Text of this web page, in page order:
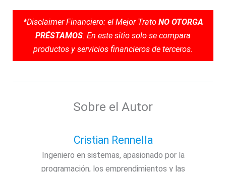
*Disclaimer Financiero: el Mejor Trato NO OTORGA
PRÉSTAMOS. En este sitio solo se compara
productos y servicios financieros de terceros.
Sobre el Autor
Cristian Rennella
Ingeniero en sistemas, apasionado por la
programación, los emprendimientos y las